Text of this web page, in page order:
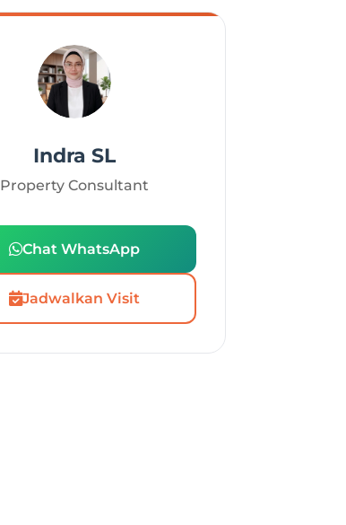
Indra SL
Property Consultant
Chat WhatsApp
Jadwalkan Visit